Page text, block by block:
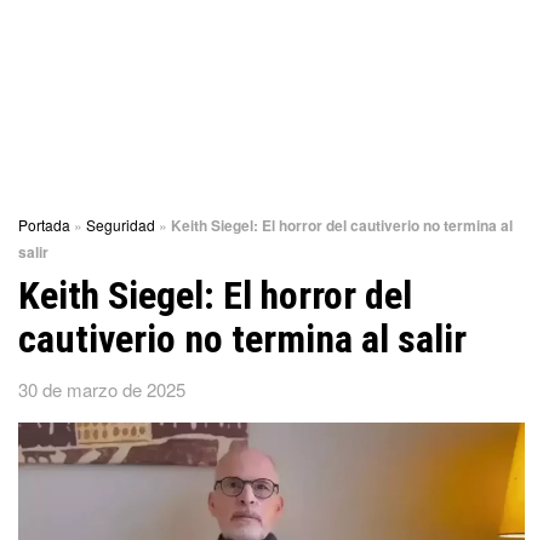
Portada » Seguridad » Keith Siegel: El horror del cautiverio no termina al
salir
Keith Siegel: El horror del
cautiverio no termina al salir
30 de marzo de 2025